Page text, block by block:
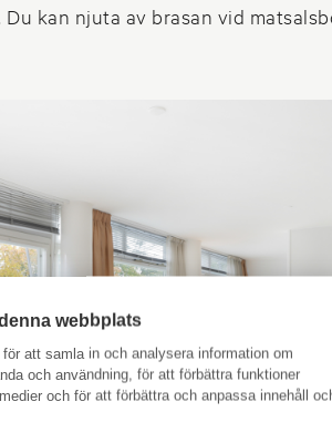
kan njuta av brasan vid
webbplats
att samla in och analysera information om
och användning, för att förbättra funktioner
och för att förbättra och anpassa innehåll